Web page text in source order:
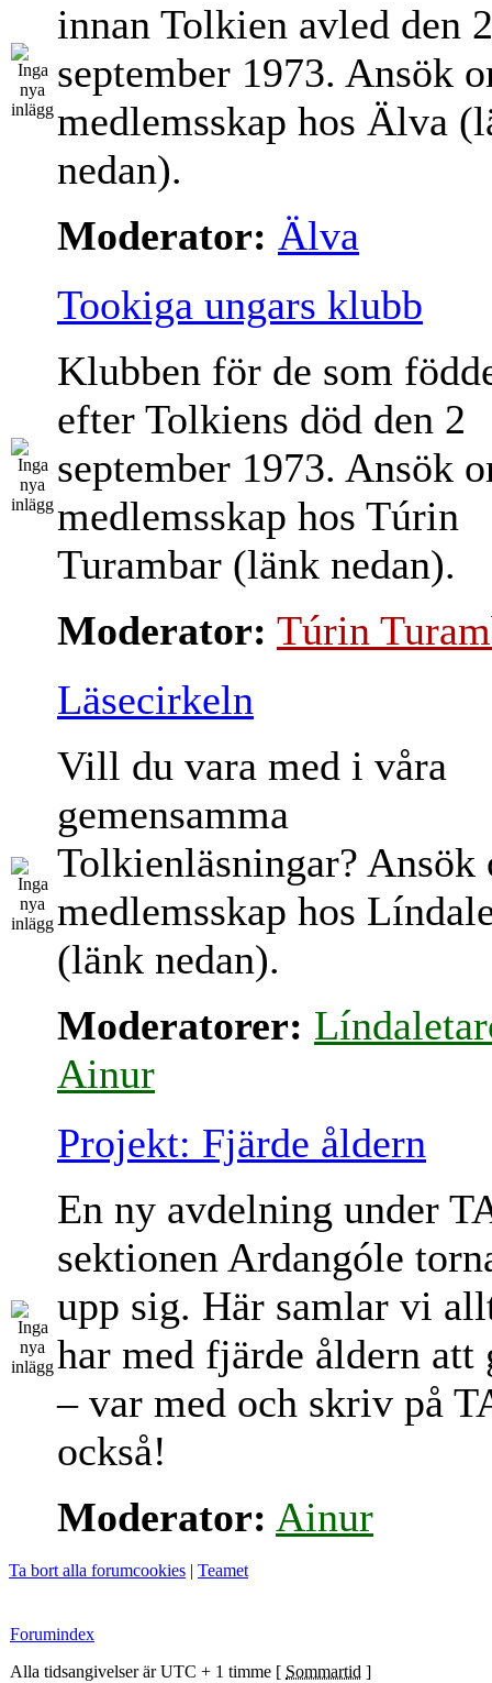
innan Tolkien avled den 2
september 1973. Ansök
medlemsskap hos Älva
nedan).
Moderator: Älva
Tookiga ungars klubb
Klubben för de som
efter Tolkiens död den 2
september 1973. Ansök
medlemsskap hos Túrin
Turambar (länk nedan).
Moderator: Túrin
Läsecirkeln
Vill du vara med i våra
gemensamma
Tolkienläsningar? Ansök
medlemsskap hos
(länk nedan).
Moderatorer:
Ainur
Projekt: Fjärde åldern
En ny avdelning under
sektionen Ardangóle
upp sig. Här samlar vi
har med fjärde åldern att
– var med och skriv på
också!
Moderator: Ainur
Ta bort alla forumcookies | Teamet
Forumindex
Alla tidsangivelser är UTC + 1 timme [ Sommartid ]